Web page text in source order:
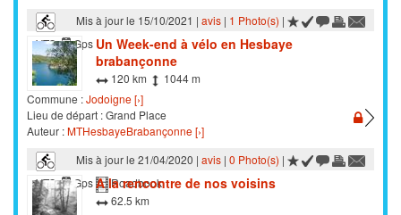
Mis à jour le 15/10/2021 | avis| 1 Photo(s) |
VTC
Gps Un Week-end à vélo en Hesbaye
brabançonne
120 km
1044 m
Commune :Jodoigne [›]
Lieu de départ : Grand Place
Auteur :MTHesbayeBrabançonne [›]
Mis à jour le 21/04/2020 | avis| 0 Photo(s) |
VTC
Gps Roadbook
A la rencontre de nos voisins
62.5 km